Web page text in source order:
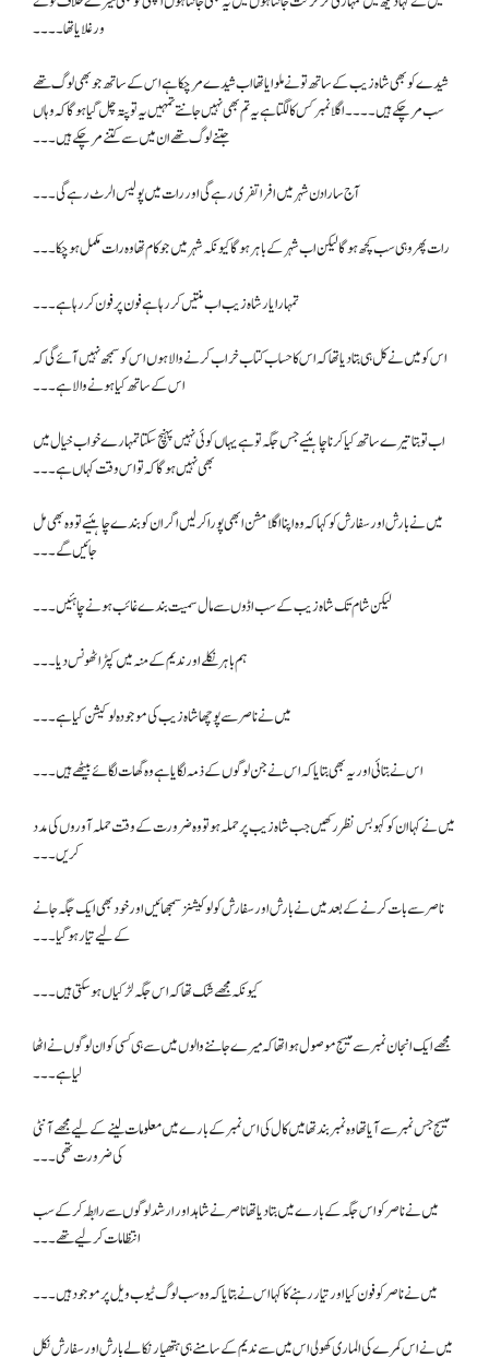
ورغلایا تھا۔۔۔۔
شیدے کو بھی شاہ زیب کے ساتھ تونے ملوایا تھا اب شیدے مر چکا ہے اس کے ساتھ جو بھی لوگ تھے
سب مر چکے ہیں۔۔۔۔اگلا نمبر کس کا لگتا ہے یہ تم بھی نہیں جانتے تمہیں یہ تو پتہ چل گیا ہوگا کہ وہاں
جتنے لوگ تھے ان میں سے کتنے مر چکے ہیں۔۔۔
آج سارا دن شہر میں افراتفری رہے گی اور رات میں پولیس الرٹ رہے گی ۔۔۔
رات پھر وہی سب کچھ ہوگا لیکن اب شہر کے باہر ہوگا کیونکہ شہر میں جو کام تھا وہ رات مکمل ہو چکا۔۔۔
تمہارا یار شاہ زیب اب منتیں کر رہا ہے فون پر فون کر رہا ہے۔۔۔
اس کو میں نے کل ہی بتا دیا تھا کہ اس کا حساب کتاب خراب کرنے والا ہوں اس کو سمجھ نہیں آئے گی کہ
اس کے ساتھ کیا ہونے والا ہے۔۔۔
اب تو بتا تیرے ساتھ کیا کرنا چاہئیے جس جگہ تو ہے یہاں کوئی نہیں پہنچ سکتا تمہارے خواب خیال میں
بھی نہیں ہوگا کہ تو اس وقت کہاں ہے۔۔۔
میں نے بارش اور سفارش کو کہا کہ وہ اپنا اگلا مشن ابھی پورا کر لیں اگر ان کو بندے چاہئیے تو وہ بھی مل
جائیں گے۔۔۔
لیکن شام تک شاہ زیب کے سب اڈوں سے مال سمیت بندے غائب ہونے چاہئیں۔۔۔
ہم باہر نکلے اور ندیم کے منہ میں کپڑا ٹھونس دیا۔۔۔
میں نے ناصر سے پوچھا شاہ زیب کی موجودہ لوکیشن کیا ہے۔۔۔
اس نے بتائی اور یہ بھی بتایا کہ اس نے جن لوگوں کے ذمہ لگایا ہے وہ گھات لگائے بیٹھے ہیں۔۔۔
میں نے کہا ان کو کہو بس نظر رکھیں جب شاہ زیب پر حملہ ہو تو وہ ضرورت کے وقت حملہ آوروں کی مدد
کریں۔۔۔
ناصر سے بات کرنے کے بعد میں نے بارش اور سفارش کو لوکیشنز سمجھائیں اور خود بھی ایک جگہ جانے
کے لیے تیار ہو گیا ۔۔۔
کیونکہ مجھے شک تھا کہ اس جگہ لڑکیاں ہو سکتی ہیں۔۔۔
مجھے ایک انجان نمبر سے میسج موصول ہوا تھا کہ میرے جاننے والوں میں سے ہی کسی کو ان لوگوں نے اٹھا
لیا ہے۔۔۔
میسج جس نمبر سے آیا تھا وہ نمبر بند تھا میں کال کی اس نمبر کے بارے میں معلومات لینے کے لیے مجھے آنٹی
کی ضرورت تھی۔۔۔
میں نے ناصر کو اس جگہ کے بارے میں بتا دیا تھا ناصر نے شاہد اور ارشد لوگوں سے رابطہ کرکے سب
انتظامات کر لیے تھے۔۔۔
میں نے ناصر کو فون کیا اور تیار رہنے کا کہا اس نے بتایا کہ وہ سب لوگ ٹیوب ویل پر موجود ہیں۔۔۔
میں نے اس کمرے کی الماری کھولی اس میں سے ندیم کے سامنے ہی ہتھیار نکالے بارش اور سفارش نکل